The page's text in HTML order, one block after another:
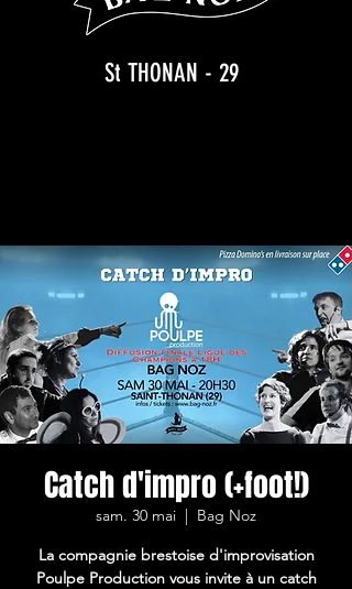
St THONAN - 29
Catch d'impro (+foot!)
sam. 30 mai
  |
Bag Noz
La compagnie brestoise d'improvisation
Poulpe Production vous invite à un catch